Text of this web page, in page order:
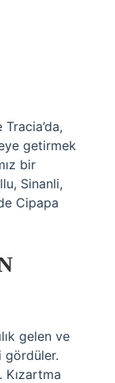
getirmek
bir
Sinanli,
Cipapa
gelen ve
gördüler.
Kızartma